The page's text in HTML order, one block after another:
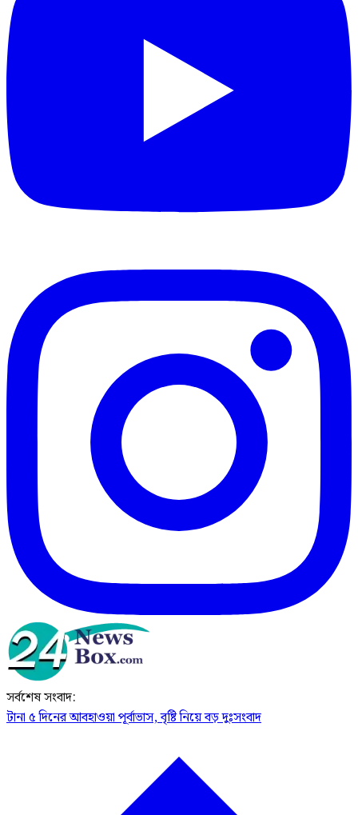
সর্বশেষ সংবাদ:
টানা ৫ দিনের আবহাওয়া পূর্বাভাস, বৃষ্টি নিয়ে বড় দুঃসংবাদ